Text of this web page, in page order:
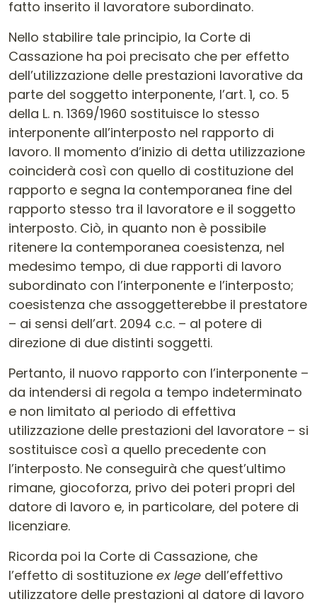
fatto inserito il lavoratore subordinato.
Nello stabilire tale principio, la Corte di
Cassazione ha poi precisato che per effetto
dell’utilizzazione delle prestazioni lavorative da
parte del soggetto interponente, l’art. 1, co. 5
della L. n. 1369/1960 sostituisce lo stesso
interponente all’interposto nel rapporto di
lavoro. Il momento d’inizio di detta utilizzazione
coinciderà così con quello di costituzione del
rapporto e segna la contemporanea fine del
rapporto stesso tra il lavoratore e il soggetto
interposto. Ciò, in quanto non è possibile
ritenere la contemporanea coesistenza, nel
medesimo tempo, di due rapporti di lavoro
subordinato con l’interponente e l’interposto;
coesistenza che assoggetterebbe il prestatore
– ai sensi dell’art. 2094 c.c. – al potere di
direzione di due distinti soggetti.
Pertanto, il nuovo rapporto con l’interponente –
da intendersi di regola a tempo indeterminato
e non limitato al periodo di effettiva
utilizzazione delle prestazioni del lavoratore – si
sostituisce così a quello precedente con
l’interposto. Ne conseguirà che quest’ultimo
rimane, giocoforza, privo dei poteri propri del
datore di lavoro e, in particolare, del potere di
licenziare.
Ricorda poi la Corte di Cassazione, che
l’effetto di sostituzione ex lege dell’effettivo
utilizzatore delle prestazioni al datore di lavoro